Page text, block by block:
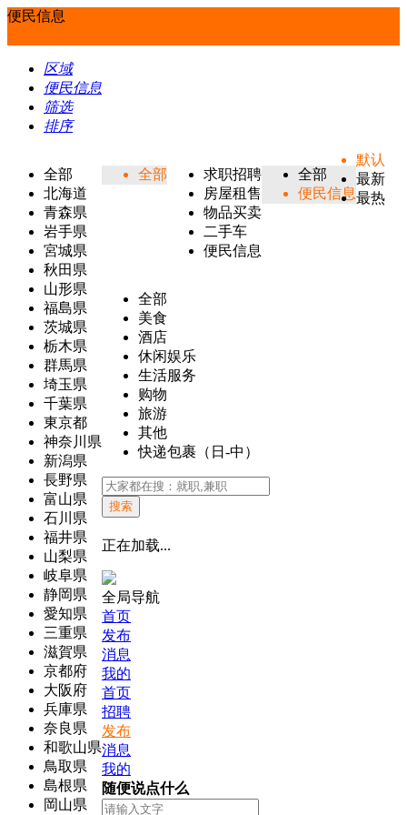
便民信息
区域
便民信息
筛选
排序
全部
北海道
青森県
岩手県
宮城県
秋田県
山形県
福島県
茨城県
栃木県
群馬県
埼玉県
千葉県
東京都
神奈川県
新潟県
長野県
富山県
石川県
福井県
山梨県
岐阜県
静岡県
愛知県
三重県
滋賀県
京都府
大阪府
兵庫県
奈良県
和歌山県
鳥取県
島根県
岡山県
全部
求职招聘
房屋租售
物品买卖
二手车
便民信息
全部
便民信息
全部
美食
酒店
休闲娱乐
生活服务
购物
旅游
其他
快递包裹（日-中）
默认
最新
最热
搜索
正在加载...
全局导航
首页
发布
消息
我的
首页
招聘
发布
消息
我的
随便说点什么